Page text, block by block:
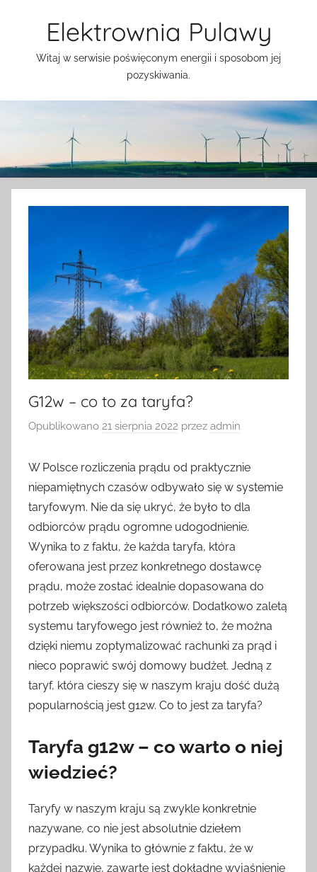
Elektrownia Pulawy
Witaj w serwisie poświęconym energii i sposobom jej
pozyskiwania.
G12w – co to za taryfa?
Opublikowano 21 sierpnia 2022 przez admin
W Polsce rozliczenia prądu od praktycznie
niepamiętnych czasów odbywało się w systemie
taryfowym. Nie da się ukryć, że było to dla
odbiorców prądu ogromne udogodnienie.
Wynika to z faktu, że każda taryfa, która
oferowana jest przez konkretnego dostawcę
prądu, może zostać idealnie dopasowana do
potrzeb większości odbiorców. Dodatkowo zaletą
systemu taryfowego jest również to, że można
dzięki niemu zoptymalizować rachunki za prąd i
nieco poprawić swój domowy budżet. Jedną z
taryf, która cieszy się w naszym kraju dość dużą
popularnością jest g12w. Co to jest za taryfa?
Taryfa g12w – co warto o niej
wiedzieć?
Taryfy w naszym kraju są zwykle konkretnie
nazywane, co nie jest absolutnie dziełem
przypadku. Wynika to głównie z faktu, że w
każdej nazwie, zawarte jest dokładne wyjaśnienie